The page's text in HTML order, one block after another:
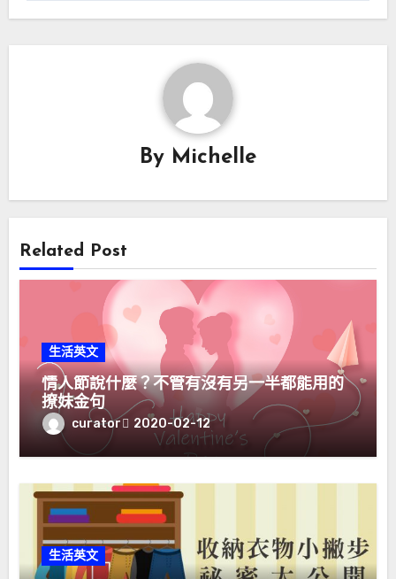
By Michelle
Related Post
生活英文
情人節說什麼？不管有沒有另一半都能用的
撩妹金句
curator 2020-02-12
生活英文